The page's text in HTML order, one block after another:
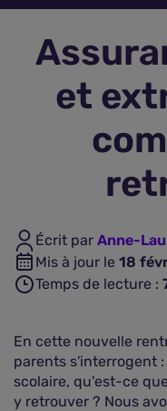
Assurance Animaux
Assurance vie
Plus d'assurances
et
Écrit par Anne-
Mis à jour le 18
Temps de lecture :
En cette nouvelle
parents s'interrogent
scolaire, qu'est-ce
y retrouver ? Nous